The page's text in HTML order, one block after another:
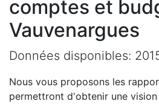
comptes et
Vauvenargues
Données disponibles:
Nous vous proposons les
permettront d'obtenir une